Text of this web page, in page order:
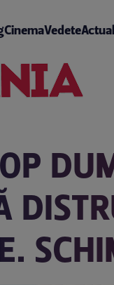
CinemaVedete